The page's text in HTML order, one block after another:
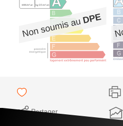
Partager